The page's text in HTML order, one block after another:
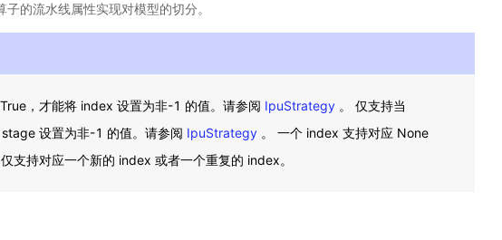
的流水线属性实现对模型的切分。
，才能将 index 设置为非-1 的值。请参阅 IpuStrategy 。 仅支持当
设置为非-1 的值。请参阅 IpuStrategy 。 一个 index 支持对应 None
支持对应一个新的 index 或者一个重复的 index。